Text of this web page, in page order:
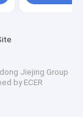
Jiejing Group
by ECER